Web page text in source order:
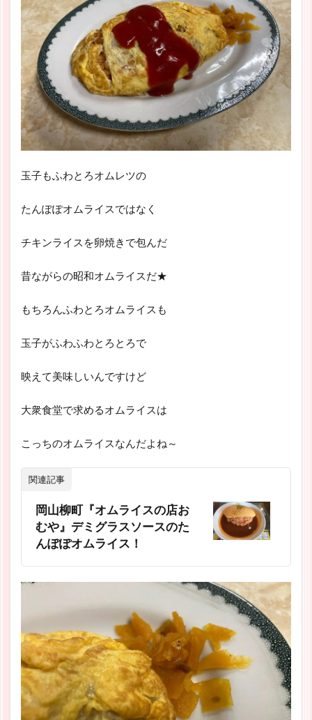
玉子もふわとろオムレツの
たんぽぽオムライスではなく
チキンライスを卵焼きで包んだ
昔ながらの昭和オムライスだ★
もちろんふわとろオムライスも
玉子がふわふわとろとろで
映えて美味しいんですけど
大衆食堂で求めるオムライスは
こっちのオムライスなんだよね～
関連記事
岡山柳町『オムライスの店お
むや』デミグラスソースのた
んぽぽオムライス！